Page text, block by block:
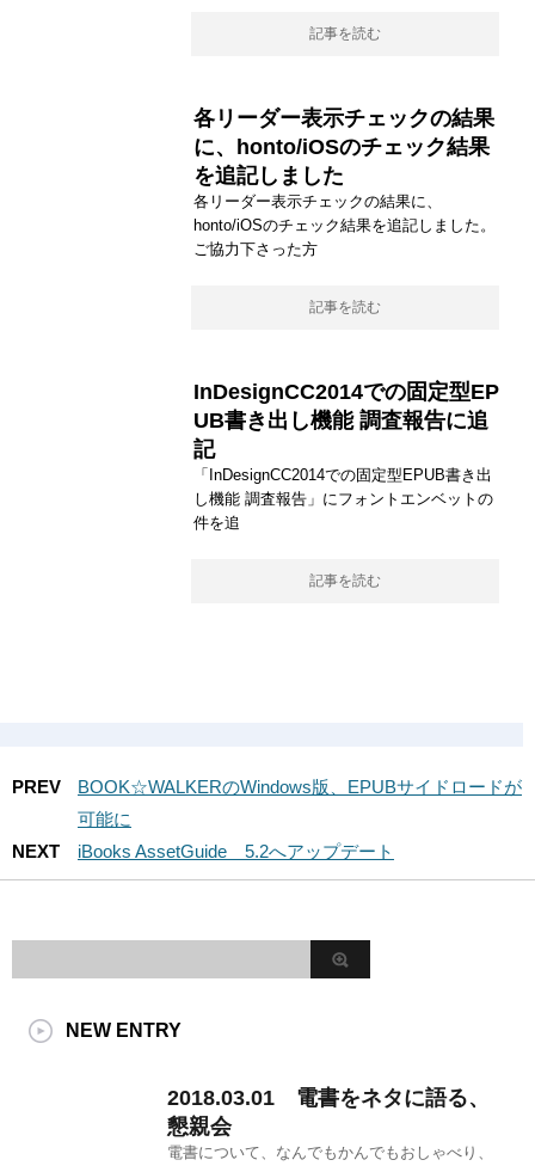
記事を読む
各リーダー表示チェックの結果
に、honto/iOSのチェック結果
を追記しました
各リーダー表示チェックの結果に、
honto/iOSのチェック結果を追記しました。
ご協力下さった方
記事を読む
InDesignCC2014での固定型EP
UB書き出し機能 調査報告に追
記
「InDesignCC2014での固定型EPUB書き出
し機能 調査報告」にフォントエンベットの
件を追
記事を読む
PREV
BOOK☆WALKERのWindows版、EPUBサイドロードが
可能に
NEXT
iBooks AssetGuide 5.2へアップデート
NEW ENTRY
2018.03.01 電書をネタに語る、
懇親会
電書について、なんでもかんでもおしゃべり、